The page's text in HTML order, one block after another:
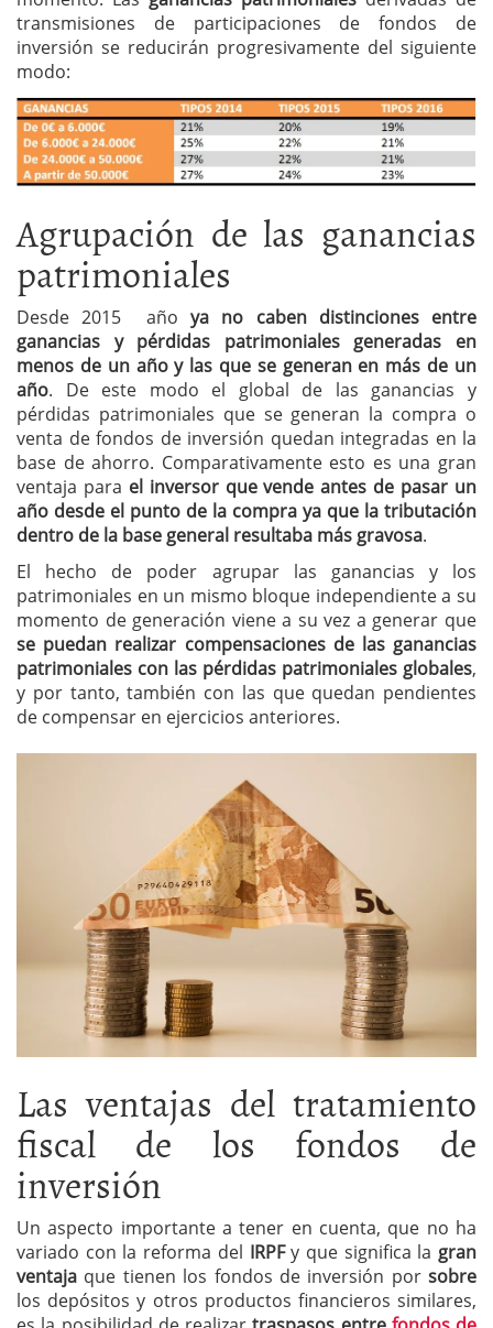
transmisiones de participaciones de fondos de
inversión se reducirán progresivamente del siguiente
modo:
Agrupación de las ganancias
patrimoniales
Desde 2015 año ya no caben distinciones entre
ganancias y pérdidas patrimoniales generadas en
menos de un año y las que se generan en más de un
año. De este modo el global de las ganancias y
pérdidas patrimoniales que se generan la compra o
venta de fondos de inversión quedan integradas en la
base de ahorro. Comparativamente esto es una gran
ventaja para el inversor que vende antes de pasar un
año desde el punto de la compra ya que la tributación
dentro de la base general resultaba más gravosa.
El hecho de poder agrupar las ganancias y los
patrimoniales en un mismo bloque independiente a su
momento de generación viene a su vez a generar que
se puedan realizar compensaciones de las ganancias
patrimoniales con las pérdidas patrimoniales globales,
y por tanto, también con las que quedan pendientes
de compensar en ejercicios anteriores.
Las ventajas del tratamiento
fiscal de los fondos de
inversión
Un aspecto importante a tener en cuenta, que no ha
variado con la reforma del IRPFy que significa la gran
ventaja que tienen los fondos de inversión por sobre
los depósitos y otros productos financieros similares,